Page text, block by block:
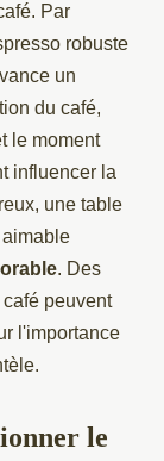
Par
robuste
un
du café,
le moment
influencer la
une table
. Des
peuvent
l'importance
le